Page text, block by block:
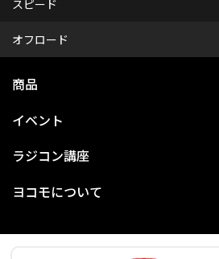
スピード
オフロード
商品
イベント
ラジコン講座
ヨコモについて